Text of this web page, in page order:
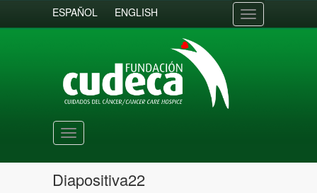
ESPAÑOL ENGLISH
Toggle
navigation
Toggle
navigation
Diapositiva22